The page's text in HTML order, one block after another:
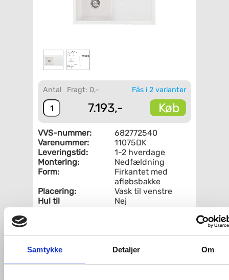
Samtykke Detaljer Om
Fås i 2 varianter
Antal Fragt: 0,-
7.193,- Køb
VVS-nummer:
682772540
Varenummer:
11075DK
Leveringstid:
1-2 hverdage
Montering:
Nedfældning
Form:
Firkantet med
afløbsbakke
Placering:
Vask til venstre
Hul til
sæbedispenser:
Nej